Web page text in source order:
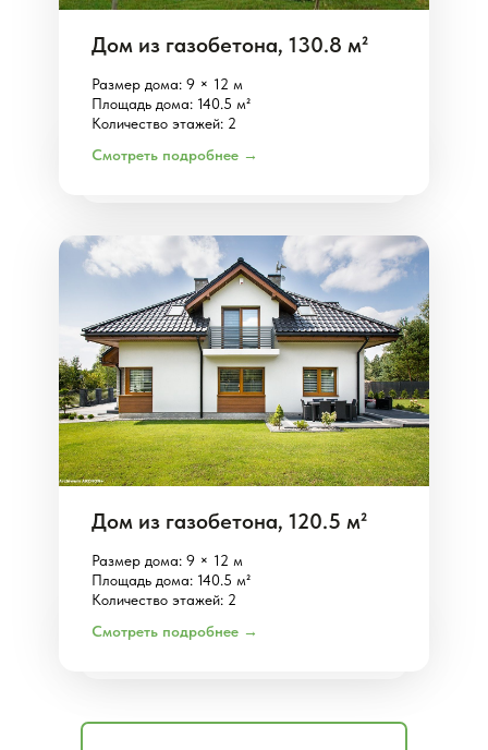
Смотреть подробнее →
Размер дома: 9 × 12 м
Площадь дома: 140.5 м²
Количество этажей: 2
Дом из газобетона, 120.5 м²
Смотреть подробнее →
Размер дома: 9 × 12 м
Площадь дома: 140.5 м²
Количество этажей: 2
Дом из газобетона, 130.8 м²